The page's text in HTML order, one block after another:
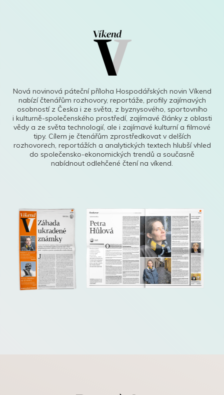
Nová novinová páteční příloha Hospodářských novin Víkend
nabízí čtenářům rozhovory, reportáže, profily zajímavých
osobností z Česka i ze světa, z byznysového, sportovního
i kulturně-společenského prostředí, zajímavé články z oblasti
vědy a ze světa technologií, ale i zajímavé kulturní a filmové
tipy. Cílem je čtenářům zprostředkovat v delších
rozhovorech, reportážích a analytických textech hlubší vhled
do společensko-ekonomických trendů a současně
nabídnout odlehčené čtení na víkend.